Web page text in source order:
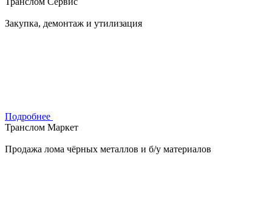
Закупка, демонтаж и утилизация
Подробнее
Транслом Маркет
Продажа лома чёрных металлов и б/у материалов